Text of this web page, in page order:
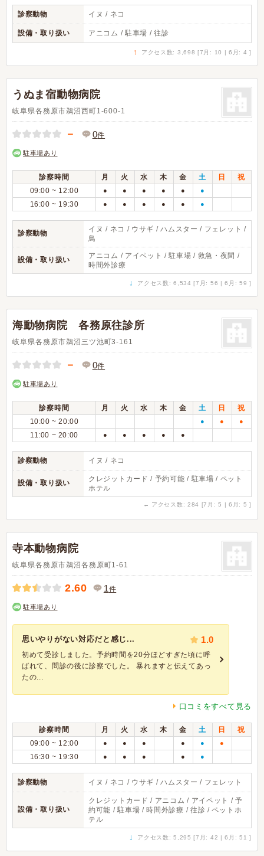
診察動物 イヌ / ネコ
設備・取り扱い アニコム / 駐車場 / 往診
↑ アクセス数: 3,698 [7月: 10 | 6月: 4 ]
うぬま宿動物病院
岐阜県各務原市鵜沼西町1-600-1
－ 0件
駐車場あり
診察時間 月 火 水 木 金 土 日
祝
09:00 ~ 12:00
● ● ● ● ● ●
16:00 ~ 19:30 ● ● ● ● ● ●
診察動物
イヌ / ネコ / ウサギ / ハムスター / フェレット /
鳥
設備・取り扱い
アニコム / アイペット / 駐車場 / 救急・夜間 /
時間外診療
↓ アクセス数: 6,534 [7月: 56 | 6月: 59 ]
海動物病院 各務原往診所
岐阜県各務原市鵜沼三ツ池町3-161
－ 0件
駐車場あり
診察時間 月 火 水 木 金 土 日
祝
10:00 ~ 20:00
● ● ●
11:00 ~ 20:00 ● ● ● ● ●
診察動物 イヌ / ネコ
設備・取り扱い
クレジットカード / 予約可能 / 駐車場 / ペット
ホテル
← アクセス数: 284 [7月: 5 | 6月: 5 ]
寺本動物病院
岐阜県各務原市鵜沼各務原町1-61
2.60 1件
駐車場あり
思いやりがない対応だと感じ... 1.0
初めて受診しました。予約時間を20分ほどすぎた頃に呼
ばれて、問診の後に診察でした。 暴れますと伝えてあっ
たの...
口コミをすべて見る
診察時間 月 火 水 木 金 土 日
祝
09:00 ~ 12:00
● ● ● ● ● ●
16:30 ~ 19:30 ● ● ● ● ●
診察動物 イヌ / ネコ / ウサギ / ハムスター / フェレット
設備・取り扱い
クレジットカード / アニコム / アイペット / 予
約可能 / 駐車場 / 時間外診療 / 往診 / ペットホ
テル
↓ アクセス数: 5,295 [7月: 42 | 6月: 51 ]